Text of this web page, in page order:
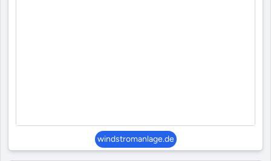
windstromanlage.de